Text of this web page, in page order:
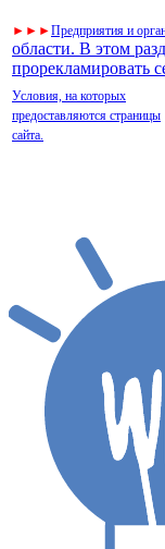
► ► ►Предприятия и
области. В этом
прорекламировать
Условия, на которых
предоставляются страницы
сайта.